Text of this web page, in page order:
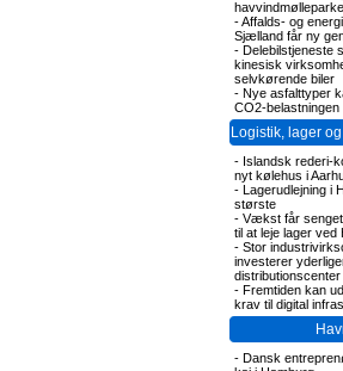
-Affalds- og
Sjælland får ny
- Delebilstjeneste
kinesisk
selvkørende biler
- Nye asfalttyper
CO2-belastningen
Logistik, lager
- Islandsk rederi-
nyt kølehus i
- Lagerudlejning i
største
- Vækst får
til at leje lager ved
- Stor
investerer
- Fremtiden kan
krav til digital
- Dansk